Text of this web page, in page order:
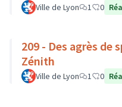
Ville de Lyon 1 0
209 - Des agrès de
Zénith
Ville de Lyon 1 0